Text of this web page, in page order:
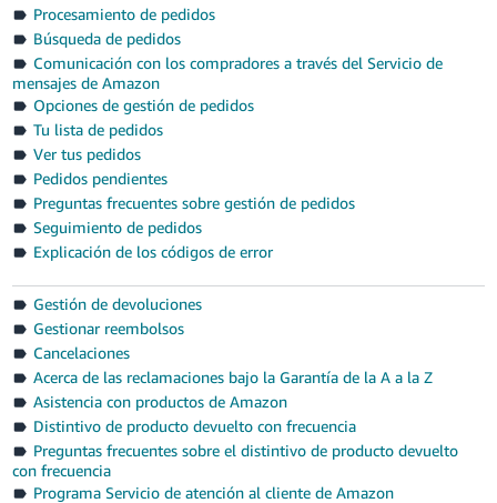
हिंदी
- IN
한
국
어
-
KR
Português
- BR
தமிழ்
- IN
ไทย
- TH
Tiếng
Procesamiento de pedidos
Búsqueda de pedidos
Comunicación con los compradores a través del Servicio de
mensajes de Amazon
Opciones de gestión de pedidos
Tu lista de pedidos
Ver tus pedidos
Pedidos pendientes
Preguntas frecuentes sobre gestión de pedidos
Seguimiento de pedidos
Explicación de los códigos de error
Gestión de devoluciones
Gestionar reembolsos
Cancelaciones
Acerca de las reclamaciones bajo la Garantía de la A a la Z
Asistencia con productos de Amazon
Distintivo de producto devuelto con frecuencia
Preguntas frecuentes sobre el distintivo de producto devuelto
con frecuencia
Programa Servicio de atención al cliente de Amazon